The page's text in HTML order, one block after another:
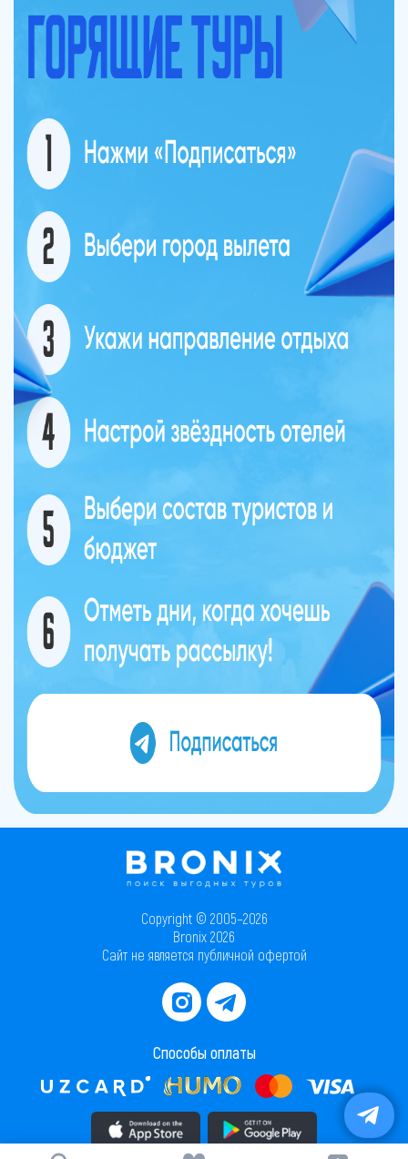
Copyright © 2005–2026
Bronix 2026
Сайт не является публичной офертой
Способы оплаты
Скачать приложение в AppStore Скачать приложение в PlayMarket